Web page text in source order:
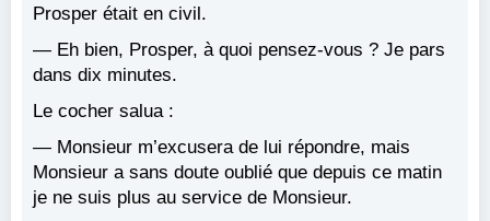
Prosper était en civil.
— Eh bien, Prosper, à quoi pensez-vous ? Je pars
dans dix minutes.
Le cocher salua :
— Monsieur m’excusera de lui répondre, mais
Monsieur a sans doute oublié que depuis ce matin
je ne suis plus au service de Monsieur.